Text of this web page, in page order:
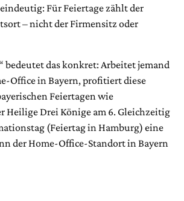
Für Feiertage zählt der
– nicht der Firmensitz oder
bedeutet das konkret: Arbeitet jemand
Office in Bayern, profitiert diese
Feiertagen wie
Heilige Drei Könige am 6. Gleichzeitig
(Feiertag in Hamburg) eine
der Home-Office-Standort in Bayern